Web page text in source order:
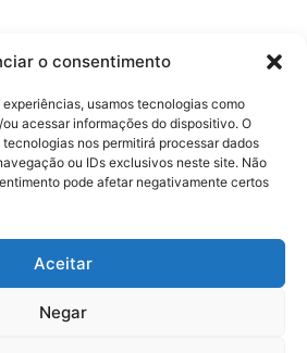
o consentimento
usamos tecnologias como
acessar informações do dispositivo. O
nos permitirá processar dados
ou IDs exclusivos neste site. Não
pode afetar negativamente certos
Aceitar
Negar